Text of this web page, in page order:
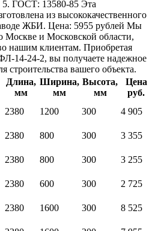
5. ГОСТ: 13580-85 Эта
из высококачественного
ЖБИ. Цена: 5955 рублей Мы
Москве и Московской области,
нашим клиентам. Приобретая
14-24-2, вы получаете надежное
строительства вашего объекта.
Длина,
мм
Ширина,
мм
Высота,
мм
Цена
руб.
2380 1200 300
4 905
2380 800 300
3 355
2380 800 300
3 255
2380 600 300
2 725
2380 1600 300
8 525